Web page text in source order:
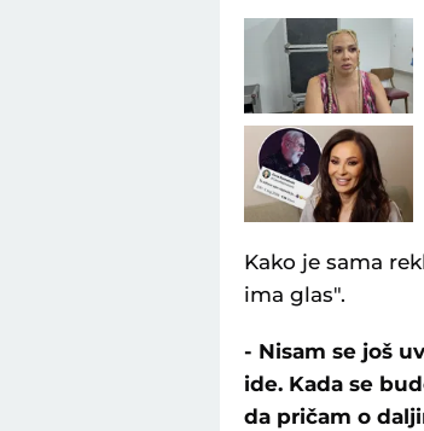
Kako je sama
ima glas".
- Nisam se još
ide. Kada se
da pričam o